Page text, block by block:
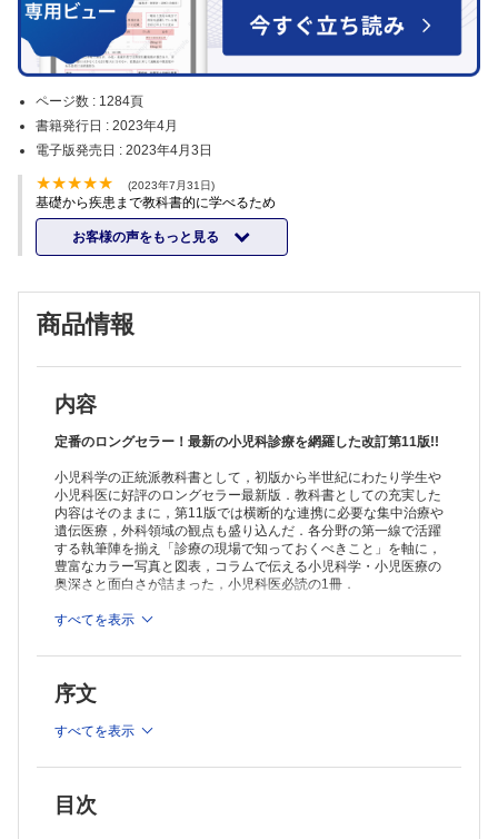
ページ数 : 1284頁
書籍発行日 : 2023年4月
電子版発売日 : 2023年4月3日
(2023年7月31日)
基礎から疾患まで教科書的に学べるため
お客様の声をもっと見る
商品情報
内容
定番のロングセラー！最新の小児科診療を網羅した改訂第11版!!
小児科学の正統派教科書として，初版から半世紀にわたり学生や
小児科医に好評のロングセラー最新版．教科書としての充実した
内容はそのままに，第11版では横断的な連携に必要な集中治療や
遺伝医療，外科領域の観点も盛り込んだ．各分野の第一線で活躍
する執筆陣を揃え「診療の現場で知っておくべきこと」を軸に，
豊富なカラー写真と図表，コラムで伝える小児科学・小児医療の
奥深さと面白さが詰まった，小児科医必読の1冊．
※本製品はPCでの閲覧も可能です。
境で閲覧可能なPDF版をご覧いただけます。詳細はこちらでご確
推奨ブラウザ： Firefox 最新版 / Google Chrome 最新版 / Safari
最新版
すべてを表示
序文
すべてを表示
目次